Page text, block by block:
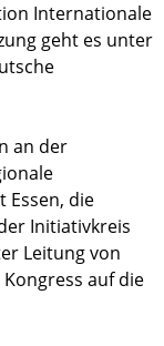
Internationale
geht es unter
an der
Essen, die
Initiativkreis
Leitung von
auf die